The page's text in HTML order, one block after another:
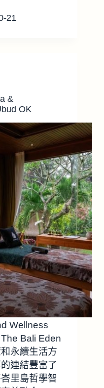
21
&
OK
Wellness
Bali Eden
永續生活方
連結豐富了
里島哲學智